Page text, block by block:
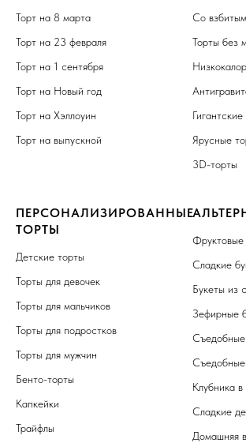
Торт на 8 марта
Торт на 23 февраля
Торт на 1 сентября
Торт на Новый год
Торт на Хэллоуин
Торт на выпускной
Со
Торты без
Ярусные
3D-торты
ПЕРСОНАЛИЗИРОВАННЫЕ
ТОРТЫ
Детские торты
Торты для девочек
Торты для мальчиков
Торты для подростков
Торты для мужчин
Бенто-торты
Капкейки
Трайфлы
Фруктовые
Сладкие
Букеты из
Зефирные
Клубника
Сладкие
Домашняя